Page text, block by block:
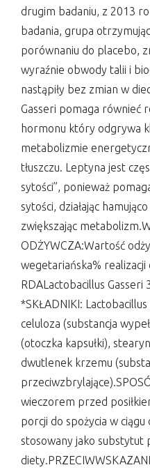
drugim badaniu, z 2013
badania, grupa
porównaniu do placebo,
wyraźnie obwody talii i
nastąpiły bez zmian w
Gasseri pomaga równieć
hormonu który odgrywa
metabolizmie
tłuszczu. Leptyna jest
sytości”, ponieważ
sytości, działając
zwiększając
ODŻYWCZA:Wartość
wegetariańska%
RDALactobacillus Gasseri
*SKŁADNIKI:
celuloza (substancja
(otoczka kapsułki),
dwutlenek krzemu
wieczorem przed
porcji do spożycia w
stosowany jako substytut